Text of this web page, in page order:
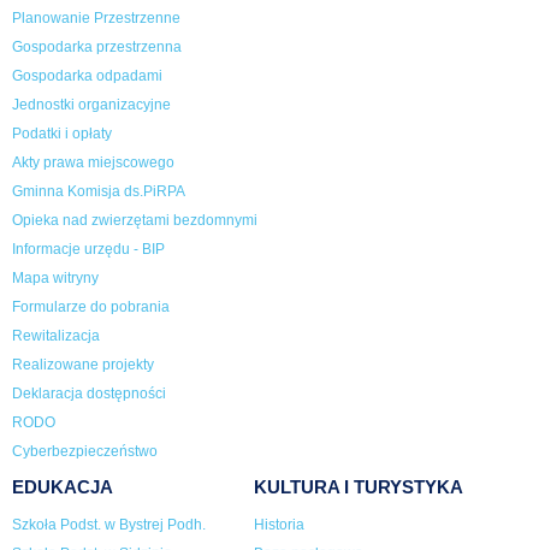
Planowanie Przestrzenne
Gospodarka przestrzenna
Gospodarka odpadami
Jednostki organizacyjne
Podatki i opłaty
Akty prawa miejscowego
Gminna Komisja ds.PiRPA
Opieka nad zwierzętami bezdomnymi
Informacje urzędu - BIP
Mapa witryny
Formularze do pobrania
Rewitalizacja
Realizowane projekty
Deklaracja dostępności
RODO
Cyberbezpieczeństwo
EDUKACJA
Szkoła Podst. w Bystrej Podh.
KULTURA I TURYSTYKA
Historia